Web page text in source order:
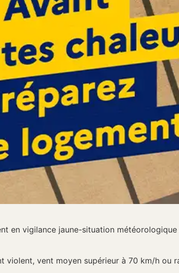
en vigilance jaune-situation
violent, vent moyen supérieur à 70 km/h ou